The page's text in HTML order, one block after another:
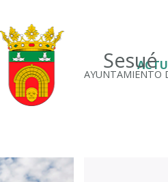
Sesué
AYUNTAMIENTO